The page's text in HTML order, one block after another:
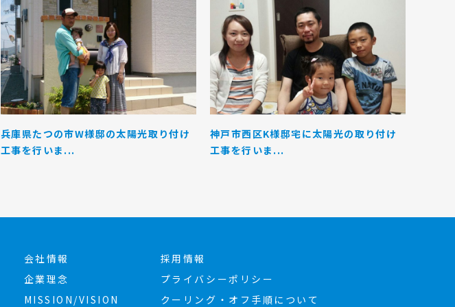
兵庫県たつの市W様邸の太陽光取り付け
工事を行いま...
神戸市西区K様邸宅に太陽光の取り付け
工事を行いま...
会社情報
企業理念
MISSION/VISION
採用情報
プライバシーポリシー
クーリング・オフ手順について